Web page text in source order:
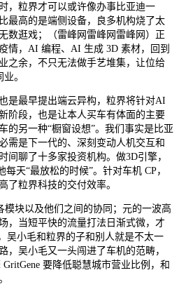
，粒界才可以或许像办事比亚迪一
最高的是端侧设备，良多机构烧了太
数逛戏；（雷峰网雷峰网雷峰网）正
情，AI 编程、AI 生成 3D 素材，回到
之余，不只无法做手艺堆集，让位给
。
最早提出端云异构，粒界将针对AI
阶段，也是让本人买车有体面的主要
另一种“橱窗设想”。我们事实是比亚
需是下一代的、深刻变动人机交互和
间聊了十多家投资机构。做3D引擎，
天“最放松的时候”。针对车机 CP，
了粒界科技的交付效率。
块以及他们之间的协同；元的一波高
，当短平快的流量打法日渐式微，才
吴小毛和粒界的子和别人就是不太一
，吴小毛又一头闯进了车机的范畴，
要降低聪慧城市营业比例，和